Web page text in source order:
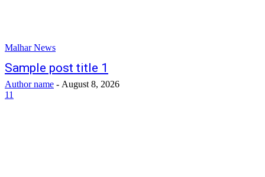
Malhar News
Sample post title 1
Author name - August 8, 2026
11